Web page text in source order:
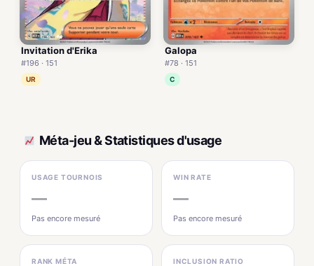
Invitation d'Erika
#196 · 151
UR
Galopa
#78 · 151
C
Méta-jeu & Statistiques d'usage
USAGE TOURNOIS
—
Pas encore mesuré
WIN RATE
—
Pas encore mesuré
RANK MÉTA INCLUSION RATIO